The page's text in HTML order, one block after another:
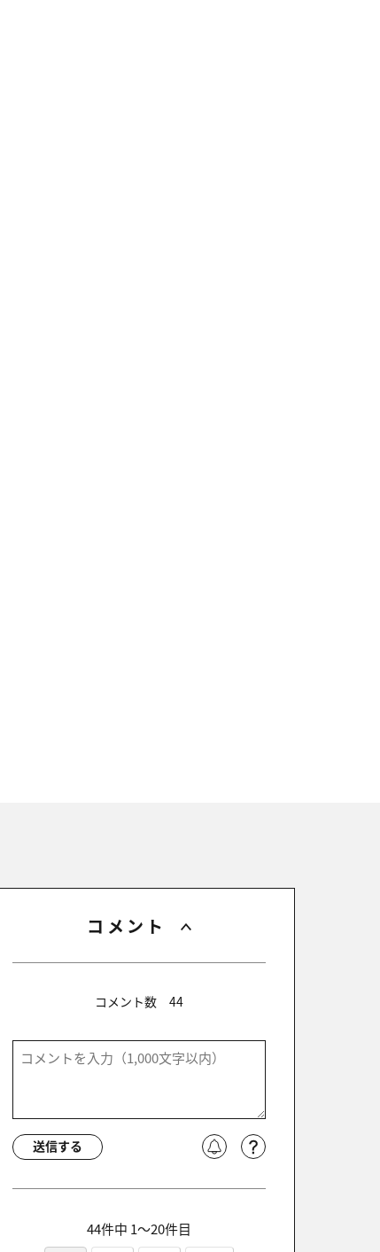
コメント
コメント数 44
送信する
44件中 1〜20件目